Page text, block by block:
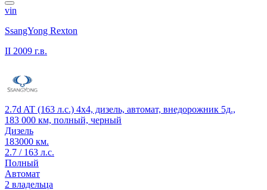
vin
SsangYong Rexton
II 2009 г.в.
2.7d AT (163 л.с.) 4x4, дизель, автомат, внедорожник 5д.,
183 000 км, полный, черный
Дизель
183000 км.
2.7 / 163 л.с.
Полный
Автомат
2 владельца